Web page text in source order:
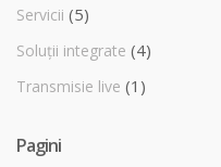
Servicii (5)
Soluții integrate (4)
Transmisie live (1)
Pagini